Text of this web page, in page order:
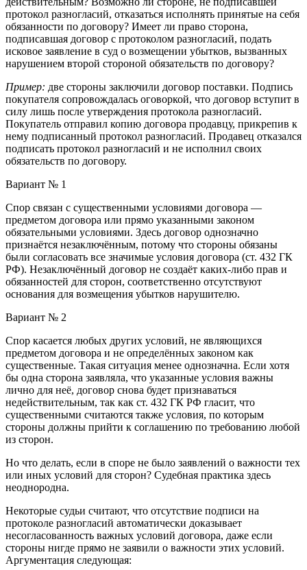
протокол разногласий, отказаться исполнять принятые на себя
обязанности по договору? Имеет ли право сторона,
подписавшая договор с протоколом разногласий, подать
исковое заявление в суд о возмещении убытков, вызванных
нарушением второй стороной обязательств по договору?
Пример: две стороны заключили договор поставки. Подпись
покупателя сопровождалась оговоркой, что договор вступит в
силу лишь после утверждения протокола разногласий.
Покупатель отправил копию договора продавцу, прикрепив к
нему подписанный протокол разногласий. Продавец отказался
подписать протокол разногласий и не исполнил своих
обязательств по договору.
Вариант № 1
Спор связан с существенными условиями договора —
предметом договора или прямо указанными законом
обязательными условиями. Здесь договор однозначно
признаётся незаключённым, потому что стороны обязаны
были согласовать все значимые условия договора (ст. 432 ГК
РФ). Незаключённый договор не создаёт каких-либо прав и
обязанностей для сторон, соответственно отсутствуют
основания для возмещения убытков нарушителю.
Вариант № 2
Спор касается любых других условий, не являющихся
предметом договора и не определённых законом как
существенные. Такая ситуация менее однозначна. Если хотя
бы одна сторона заявляла, что указанные условия важны
лично для неё, договор снова будет признаваться
недействительным, так как ст. 432 ГК РФ гласит, что
существенными считаются также условия, по которым
стороны должны прийти к соглашению по требованию любой
из сторон.
Но что делать, если в споре не было заявлений о важности тех
или иных условий для сторон? Судебная практика здесь
неоднородна.
Некоторые судьи считают, что отсутствие подписи на
протоколе разногласий автоматически доказывает
несогласованность важных условий договора, даже если
стороны нигде прямо не заявили о важности этих условий.
Аргументация следующая: